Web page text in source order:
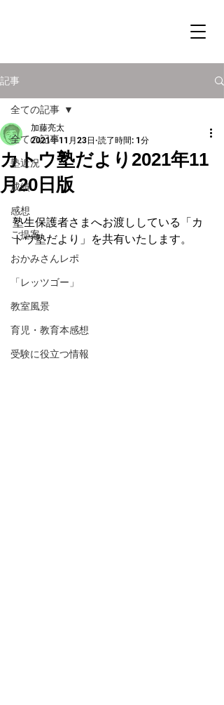
記事
全ての記事
塾近況
成績
感想
ご提案
おかみさんレポ
「レッツゴー」
教室風景
育児・教育本感想
受験に役立つ情報
全ての記事
カトウ塾だより2021年11
月20日版
加藤亮太
2021年11月23日 読了時間: 1分
塾生保護者さまへお渡ししている「カ
トウ塾だより」を共有いたします。